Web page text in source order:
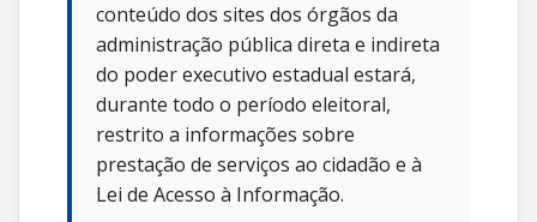
conteúdo dos sites dos órgãos da
administração pública direta e indireta
do poder executivo estadual estará,
durante todo o período eleitoral,
restrito a informações sobre
prestação de serviços ao cidadão e à
Lei de Acesso à Informação.